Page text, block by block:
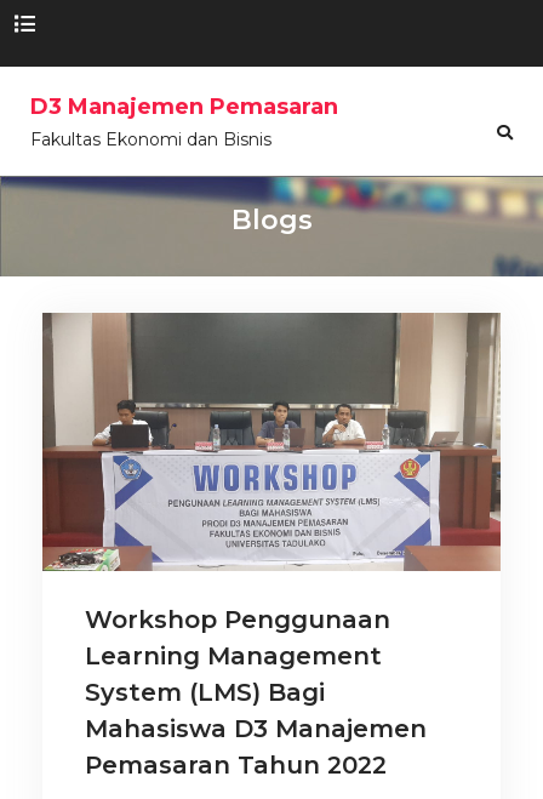
Skip to the content
D3 Manajemen Pemasaran
Fakultas Ekonomi dan Bisnis
Blogs
Workshop Penggunaan
Learning Management
System (LMS) Bagi
Mahasiswa D3 Manajemen
Pemasaran Tahun 2022